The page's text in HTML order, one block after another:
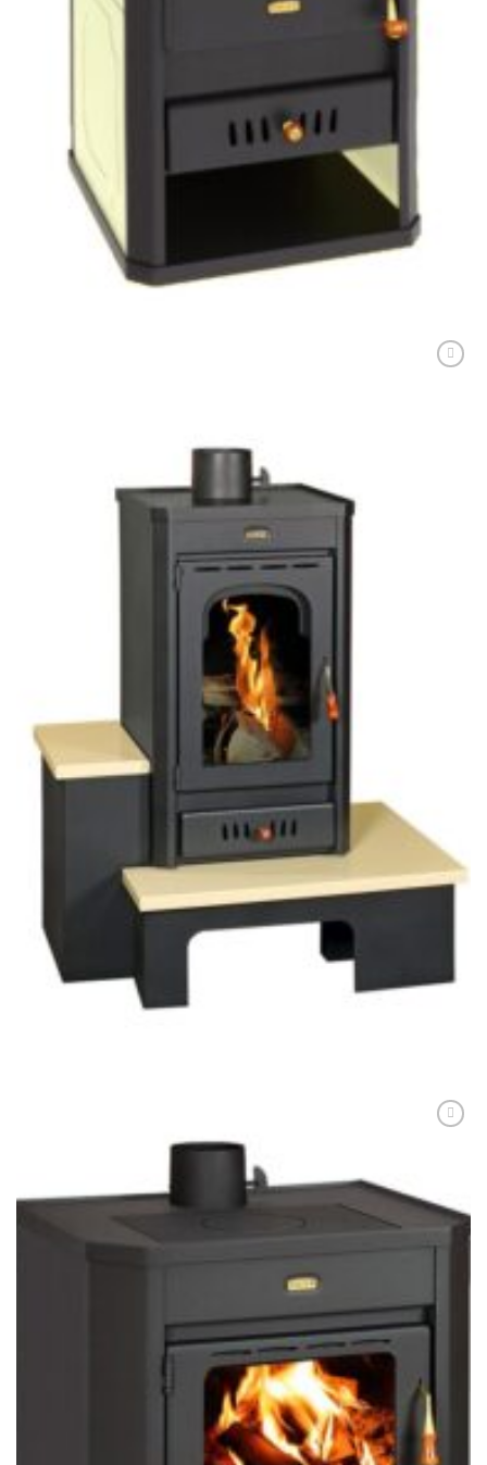
PRITY STANDARD
Soba metalică, Prity, S2W10, 85 kg, 83 cm x 49 cm x 46 cm
lei
ADAUGĂ ÎN COȘ
PRITY STANDARD
Soba metalică, Prity, SRB, 77 kg, 84 cm x 49 cm x 46 cm
1.892,00lei